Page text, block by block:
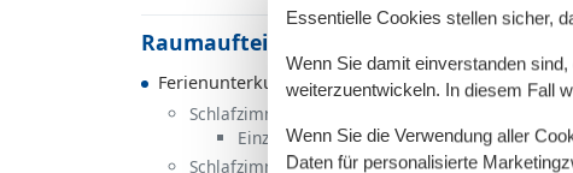
Raumaufteilung
Ferienunterkunft
Schlafzimmer, 2 Personen
Einzelbett
Schlafzimmer, 2 Personen
Essentielle Cookies stellen sicher,
Wenn Sie damit einverstanden
weiterzuentwickeln. In diesem Fall
Wenn Sie die Verwendung aller
Daten für personalisierte